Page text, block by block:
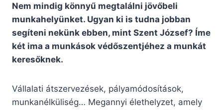
Nem mindig könnyű megtalálni jövőbeli
munkahelyünket. Ugyan ki is tudna jobban
segíteni nekünk ebben, mint Szent József? Íme
két ima a munkások védőszentjéhez a munkát
keresőknek.
Vállalati átszervezések, pályamódosítások,
munkanélküliség… Megannyi élethelyzet, amely